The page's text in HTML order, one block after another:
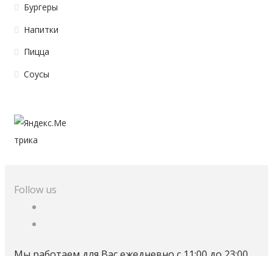
Бургеры
Напитки
Пицца
Соусы
Follow us